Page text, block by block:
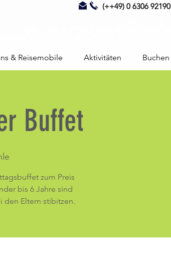
(++49) 0 6306 92190
& Reisemobile Aktivitäten Buchen
Buffet
zum Preis
bis 6 Jahre sind
den Eltern stibitzen.